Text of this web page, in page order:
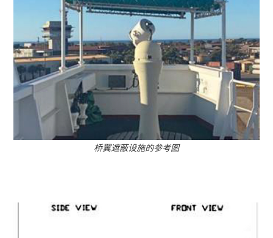
桥翼遮蔽设施的参考图